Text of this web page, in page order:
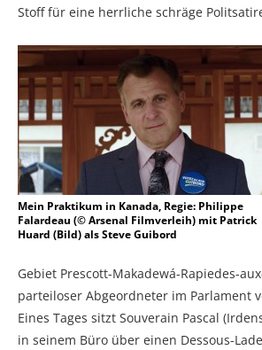
Stoff für eine herrliche schräge
Mein Praktikum in Kanada, Regie: Philippe
Falardeau (© Arsenal Filmverleih) mit Patrick
Huard (Bild) als Steve Guibord
Gebiet Prescott-Makadewá-Rapiedes-
parteiloser Abgeordneter im Parlament
Eines Tages sitzt Souverain Pascal
in seinem Büro über einen Dessous-